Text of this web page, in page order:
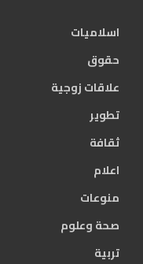
اسلاميات
حقوق
علاقات زوجية
تطوير
ثقافة
اعلام
منوعات
صحة وعلوم
تربية